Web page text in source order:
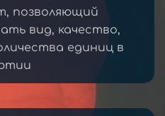
позволяющий
вид, качество,
единиц в